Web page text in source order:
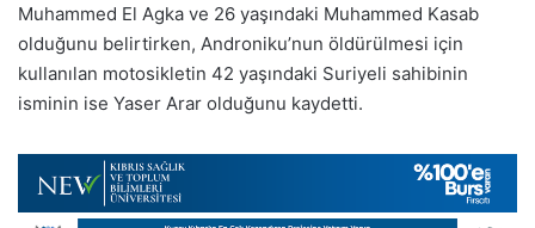
Muhammed El Agka ve 26 yaşındaki Muhammed Kasab
olduğunu belirtirken, Androniku’nun öldürülmesi için
kullanılan motosikletin 42 yaşındaki Suriyeli sahibinin
isminin ise Yaser Arar olduğunu kaydetti.